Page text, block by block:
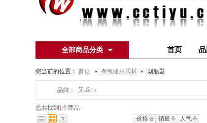
全部商品分类 首页
您当前的位置： 首页 » 有氧健身器材 » 划船器
品牌： 艾威(1)
总共找到 1个商品
价格
销量 人气